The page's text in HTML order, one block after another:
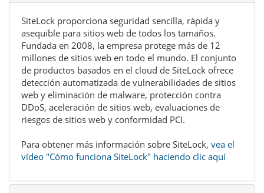
SiteLock proporciona seguridad sencilla, rápida y
asequible para sitios web de todos los tamaños.
Fundada en 2008, la empresa protege más de 12
millones de sitios web en todo el mundo. El conjunto
de productos basados en el cloud de SiteLock ofrece
detección automatizada de vulnerabilidades de sitios
web y eliminación de malware, protección contra
DDoS, aceleración de sitios web, evaluaciones de
riesgos de sitios web y conformidad PCI.
Para obtener más información sobre SiteLock, vea el
vídeo "Cómo funciona SiteLock" haciendo clic aquí